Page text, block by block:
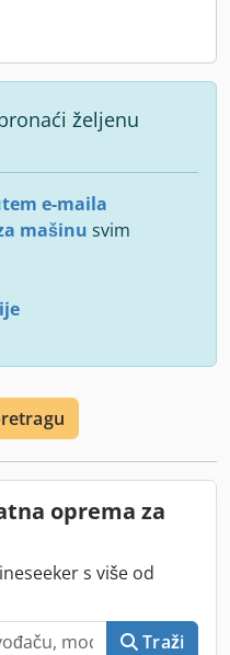
željenu
e-maila
mašinu svim
oprema za
s više od
Traži